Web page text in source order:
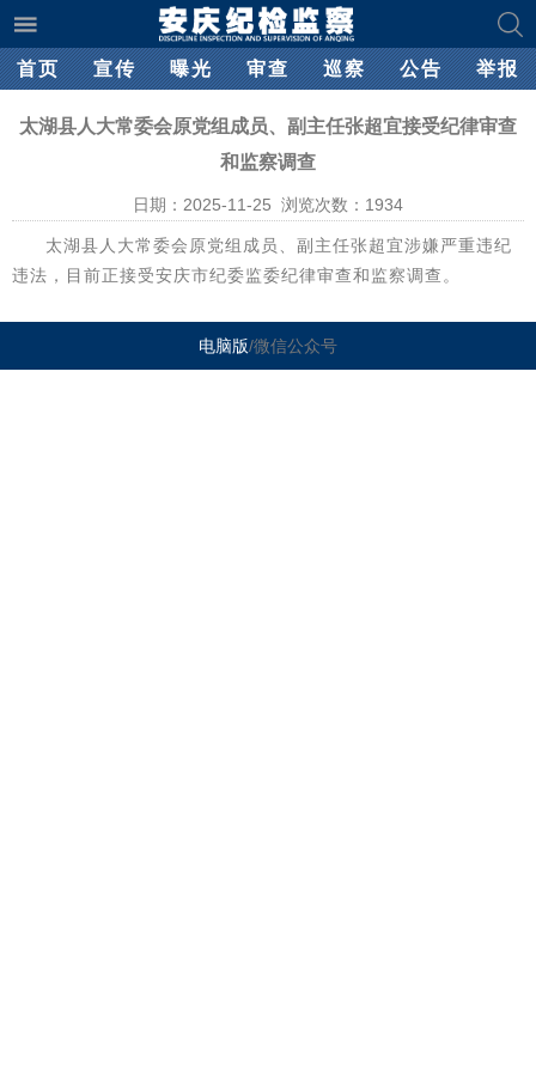
首页 宣传 曝光 审查 巡察 公告 举报
太湖县人大常委会原党组成员、副主任张超宜接受纪律审查
和监察调查
日期：2025-11-25 浏览次数： 1934
太湖县人大常委会原党组成员、副主任张超宜涉嫌严重违纪
违法，目前正接受安庆市纪委监委纪律审查和监察调查。
电脑版/微信公众号